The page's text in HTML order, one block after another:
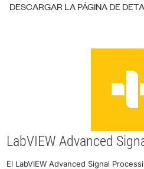
DESCARGAR LA PÁGINA DE
LabVIEW Advanced
El LabVIEW Advanced Signal